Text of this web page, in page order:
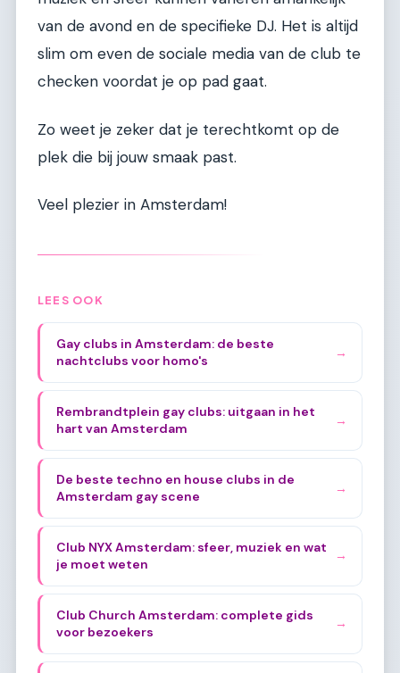
van de avond en de specifieke DJ. Het is altijd
slim om even de sociale media van de club te
checken voordat je op pad gaat.
Zo weet je zeker dat je terechtkomt op de
plek die bij jouw smaak past.
Veel plezier in Amsterdam!
LEES OOK
Gay clubs in Amsterdam: de beste
nachtclubs voor homo's
→
Rembrandtplein gay clubs: uitgaan in het
hart van Amsterdam
→
De beste techno en house clubs in de
Amsterdam gay scene
→
Club NYX Amsterdam: sfeer, muziek en wat
je moet weten
→
Club Church Amsterdam: complete gids
voor bezoekers
→